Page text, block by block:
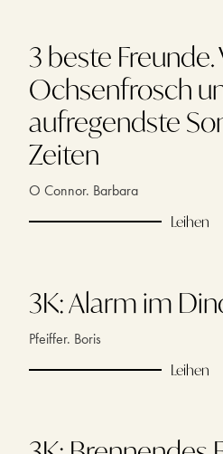
3 beste Freunde.
Ochsenfrosch
aufregendste
Zeiten
O Connor. Barbara
Leihen
3K: Alarm im
Pfeiffer. Boris
Leihen